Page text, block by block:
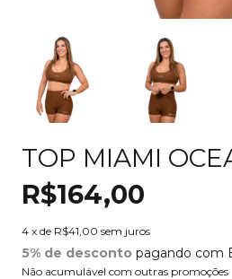
TOP MIAMI
R$164,00
4 x de R$41,00 sem juros
5% de desconto pagando com
Não acumulável com outras promoções